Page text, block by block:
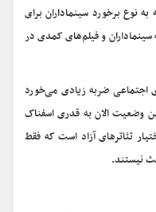
نوع برخورد سینماداران برای
سینماداران و فیلم‌های کمدی در
اجتماعی ضربه زیادی می‌خورد
وضعیت الان به قدری اسفناک
تئاترهای آزاد است که فقط
نیستند.